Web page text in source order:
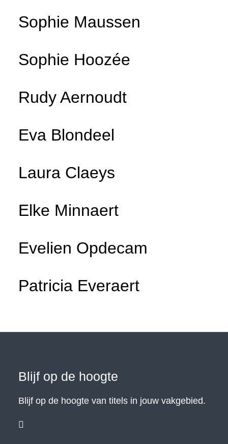
Sophie Maussen
Sophie Hoozée
Rudy Aernoudt
Eva Blondeel
Laura Claeys
Elke Minnaert
Evelien Opdecam
Patricia Everaert
Blijf op de hoogte
Blijf op de hoogte van titels in jouw vakgebied.
